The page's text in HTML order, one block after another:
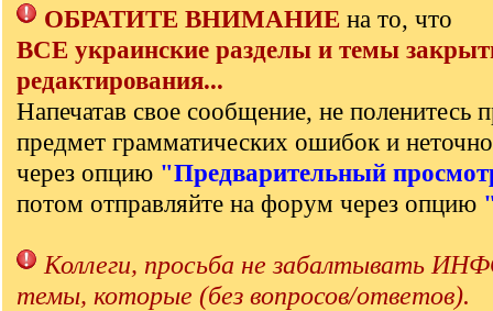
ОБРАТИТЕ ВНИМАНИЕ на то, что
ВСЕ украинские разделы и темы
редактирования...
Напечатав свое сообщение, не поленитесь
предмет грамматических ошибок и
через опцию "Предварительный
потом отправляйте на форум через опцию
Коллеги, просьба не забалтывать
темы, которые (без вопросов/ответов).